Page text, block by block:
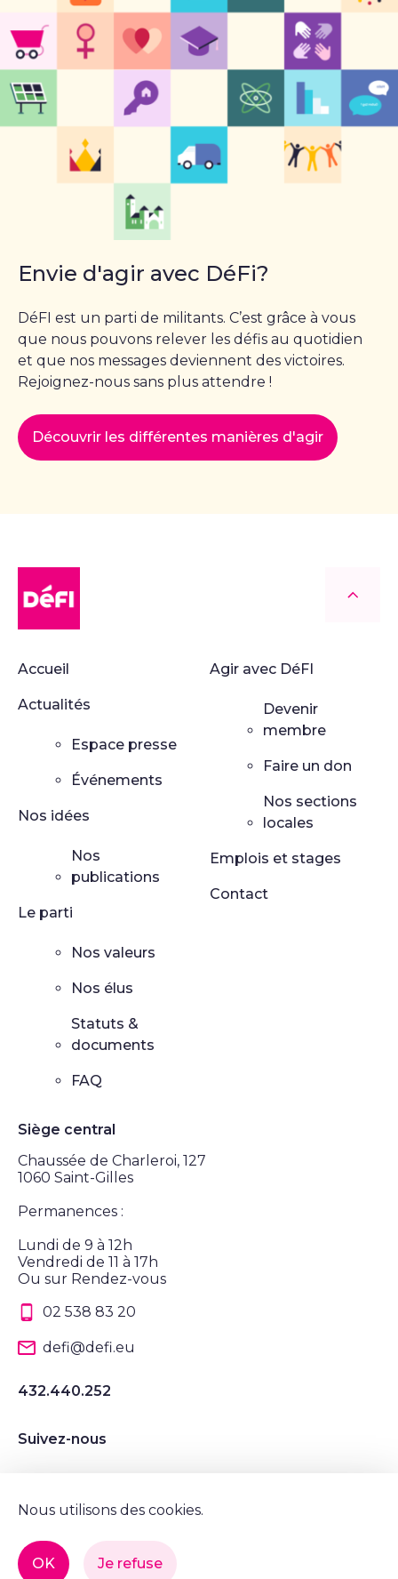
Envie d'agir avec DéFi?
DéFI est un parti de militants. C’est grâce à vous
que nous pouvons relever les défis au quotidien
et que nos messages deviennent des victoires.
Rejoignez-nous sans plus attendre !
Découvrir les différentes manières d'agir
Accueil
Actualités
Espace presse
Événements
Nos idées
Nos
publications
Le parti
Nos valeurs
Nos élus
Statuts &
documents
FAQ
Agir avec DéFI
Devenir
membre
Faire un don
Nos sections
locales
Emplois et stages
Contact
Siège central
Chaussée de Charleroi, 127
1060 Saint-Gilles
Permanences :
Lundi de 9 à 12h
Vendredi de 11 à 17h
Ou sur Rendez-vous
02 538 83 20
defi@defi.eu
432.440.252
Suivez-nous
© Tous droits réservés, DéFI 2022.
Nous utilisons des cookies.
OK Je refuse